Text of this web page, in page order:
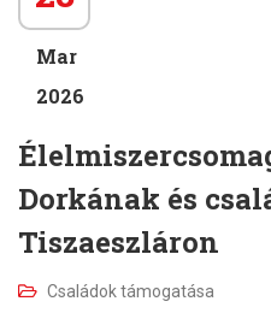
Mar
2026
Dorkának és
Tiszaeszláron
Családok támogatása